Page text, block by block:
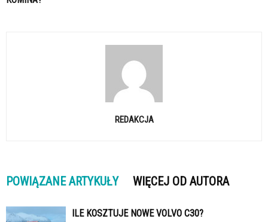
REDAKCJA
POWIĄZANE ARTYKUŁY WIĘCEJ OD AUTORA
ILE KOSZTUJE NOWE VOLVO C30?